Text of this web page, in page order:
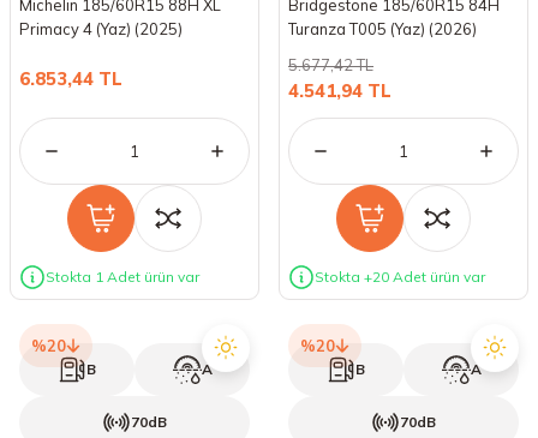
Michelin 185/60R15 88H XL
Primacy 4 (Yaz) (2025)
6.853,44 TL
Stokta 1 Adet ürün var
Bridgestone 185/60R15 84H
Turanza T005 (Yaz) (2026)
4.541,94 TL
5.677,42 TL
Stokta +20 Adet ürün var
%20
B A
70dB
%20
B A
70dB